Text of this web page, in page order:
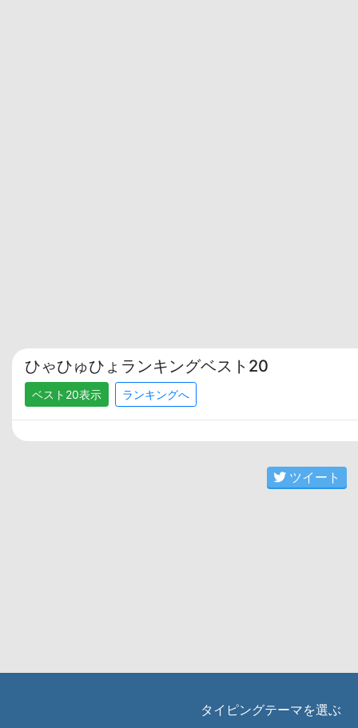
ひゃひゅひょランキングベスト20
ベスト20表示 ランキングへ
ツイート
タイピングテーマを選ぶ